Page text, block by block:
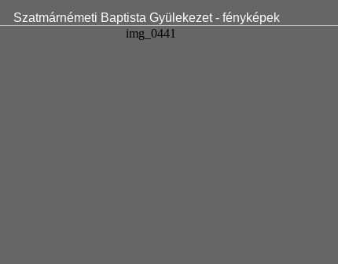
Szatmárnémeti Baptista Gyülekezet - fényképek